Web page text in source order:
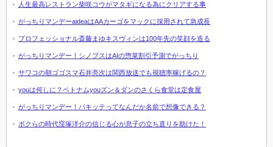
人生最高レストラン柴咲コウがマタギになる為にクリアする事
がっちりマンデーaideaはAAカーゴをマックに採用されて急成長
プロフェッショナル斎藤まゆキスヴィンは100年先の笑顔を造る
がっちりマンデー！シノプスはAIの惣菜割引予測でがっちり
サワコの朝ゴゴスマ石井亮次は関西放送でも視聴率稼げるの？
youは何しに？ベトナムyouズン＆ダンのさくら食堂は定食屋
がっちりマンデー！パキッテってなんだか名前で想像できる？
ボクらの時代窪塚洋介の信じる心が息子の立ち直りを助けた！